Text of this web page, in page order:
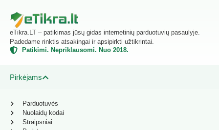
eTikra.LT – patikimas jūsų gidas internetinių parduotuvių pasaulyje.
Padedame rinktis atsakingai ir apsipirkti užtikrintai.
Patikimi. Nepriklausomi. Nuo 2018.
Pirkėjams
Parduotuvės
Nuolaidų kodai
Straipsniai